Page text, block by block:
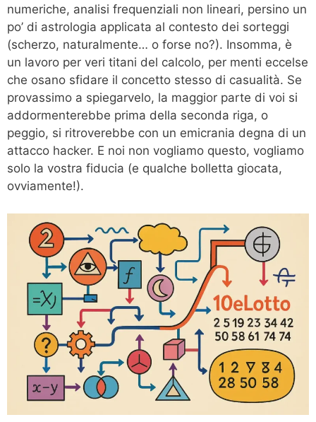
numeriche, analisi frequenziali non lineari, persino un
po’ di astrologia applicata al contesto dei sorteggi
(scherzo, naturalmente… o forse no?). Insomma, è
un lavoro per veri titani del calcolo, per menti eccelse
che osano sfidare il concetto stesso di casualità. Se
provassimo a spiegarvelo, la maggior parte di voi si
addormenterebbe prima della seconda riga, o
peggio, si ritroverebbe con un emicrania degna di un
attacco hacker. E noi non vogliamo questo, vogliamo
solo la vostra fiducia (e qualche bolletta giocata,
ovviamente!).